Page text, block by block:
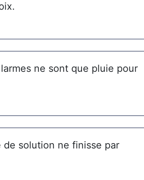
ne sont que pluie pour
solution ne finisse par